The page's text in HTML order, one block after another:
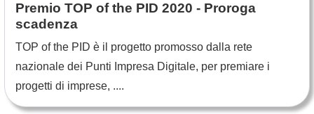
Premio TOP of the PID 2020 - Proroga
scadenza
TOP of the PID è il progetto promosso dalla rete
nazionale dei Punti Impresa Digitale, per premiare i
progetti di imprese, ....